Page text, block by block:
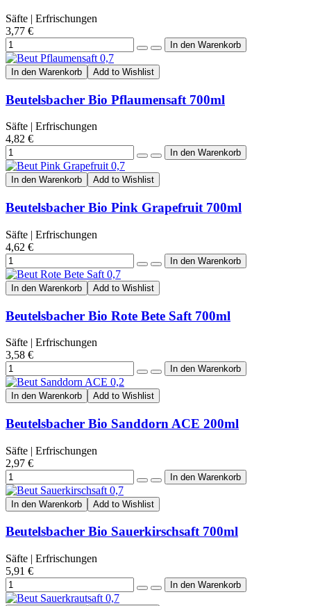
Säfte | Erfrischungen
3,77 €
In den Warenkorb Add to Wishlist
Beutelsbacher Bio Pflaumensaft 700ml
Säfte | Erfrischungen
4,82 €
In den Warenkorb Add to Wishlist
Beutelsbacher Bio Pink Grapefruit 700ml
Säfte | Erfrischungen
4,62 €
In den Warenkorb Add to Wishlist
Beutelsbacher Bio Rote Bete Saft 700ml
Säfte | Erfrischungen
3,58 €
In den Warenkorb Add to Wishlist
Beutelsbacher Bio Sanddorn ACE 200ml
Säfte | Erfrischungen
2,97 €
In den Warenkorb Add to Wishlist
Beutelsbacher Bio Sauerkirschsaft 700ml
Säfte | Erfrischungen
5,91 €